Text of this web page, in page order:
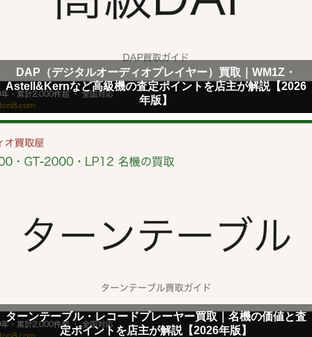
DAP（デジタルオーディオプレイヤー）買取｜WM1Z・
Astell&Kernなど高級機の査定ポイントを店主が解説【2026
年版】
ターンテーブル・レコードプレーヤー買取｜名機の価値と査
定ポイントを店主が解説【2026年版】